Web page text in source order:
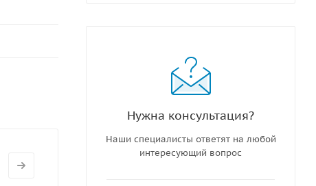
Нужна консультация?
Наши специалисты ответят на любой
интересующий вопрос